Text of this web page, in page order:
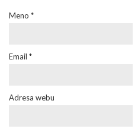
Meno *
Email *
Adresa webu